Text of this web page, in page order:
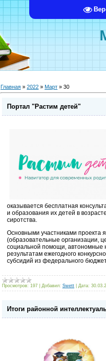
Главная » 2022 » Март » 30
Портал "Растим детей"
оказывается бесплатная
и образования их детей в
сиротства.
Основными участниками проекта
(образовательные организации,
социальной помощи, автономные
результатам ежегодного
субсидий из федерального
Просмотров: 197 Добавил: Swett Дата:
Итоги районной